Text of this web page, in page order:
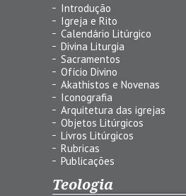
Introdução
Igreja e Rito
Calendário Litúrgico
Divina Liturgia
Sacramentos
Ofício Divino
Akathistos e Novenas
Iconografia
Arquitetura das igrejas
Objetos Litúrgicos
Livros Litúrgicos
Rubricas
Publicações
Teologia